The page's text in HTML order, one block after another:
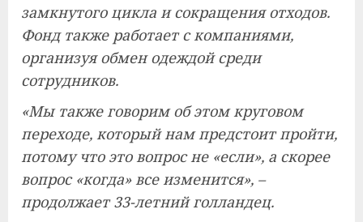
замкнутого цикла и сокращения отходов.
Фонд также работает с компаниями,
организуя обмен одеждой среди
сотрудников.
«Мы также говорим об этом круговом
переходе, который нам предстоит пройти,
потому что это вопрос не «если», а скорее
вопрос «когда» все изменится», –
продолжает 33-летний голландец.